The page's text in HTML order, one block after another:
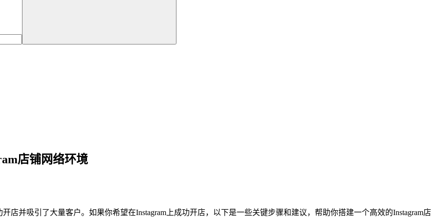
店铺网络环境
店并吸引了大量客户。如果你希望在Instagram上成功开店，以下是一些关键步骤和建议，帮助你搭建一个高效的Instagram店